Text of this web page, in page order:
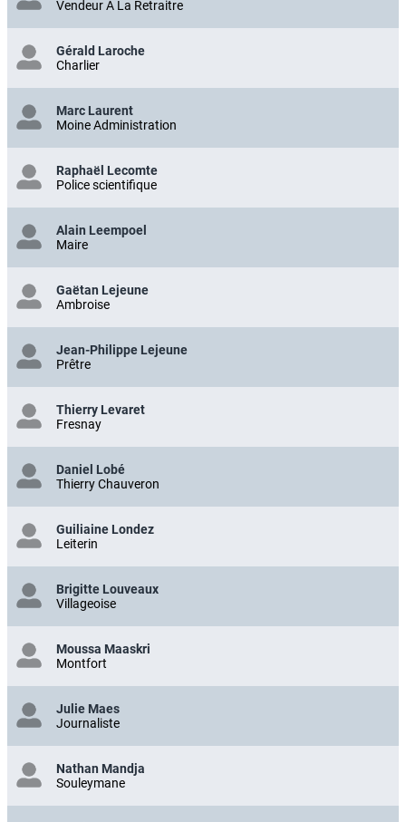
Vendeur A La Retraitre
Gérald Laroche
Charlier
Marc Laurent
Moine Administration
Raphaël Lecomte
Police scientifique
Alain Leempoel
Maire
Gaëtan Lejeune
Ambroise
Jean-Philippe Lejeune
Prêtre
Thierry Levaret
Fresnay
Daniel Lobé
Thierry Chauveron
Guiliaine Londez
Leiterin
Brigitte Louveaux
Villageoise
Moussa Maaskri
Montfort
Julie Maes
Journaliste
Nathan Mandja
Souleymane